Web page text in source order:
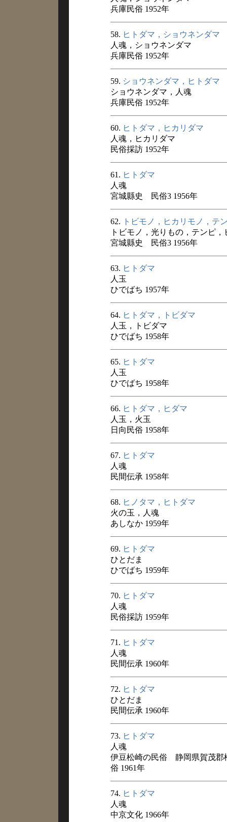
兵庫民俗 1952年
58. ヒトダマ，ショウネンダマ
人魂，ショウネンダマ
兵庫民俗 1952年
59. ショウネンダマ，ヒトダマ
ショウネンダマ，人魂
兵庫民俗 1952年
60. ヒトダマ，ヒカリダマ
人魂，ヒカリダマ
民俗採訪 1952年
61. ヒトダマ
人魂
宮城縣史 民俗3 1956年
62.
トビモノ，ヒカリモノ，テ
トビモノ，光りもの，テンピ
宮城縣史 民俗3 1956年
63. ヒトダマ
人玉
ひでばち 1957年
64. ヒトダマ，トビダマ
人玉，トビダマ
ひでばち 1958年
65. ヒトダマ
人玉
ひでばち 1958年
66. ヒトダマ，ヒダマ
人玉，火玉
日向民俗 1958年
67. ヒトダマ
人魂
民間伝承 1958年
68. ヒノタマ，ヒトダマ
火の玉，人魂
あしなか 1959年
69. ヒトダマ
ひとだま
ひでばち 1959年
70. ヒトダマ
人魂
民俗採訪 1959年
71. ヒトダマ
人魂
民間伝承 1960年
72. ヒトダマ
ひとだま
民間伝承 1960年
73. ヒトダマ
人魂
伊豆松崎の民俗 静岡県賀茂郡
俗 1961年
74. ヒトダマ
人魂
中京文化 1966年